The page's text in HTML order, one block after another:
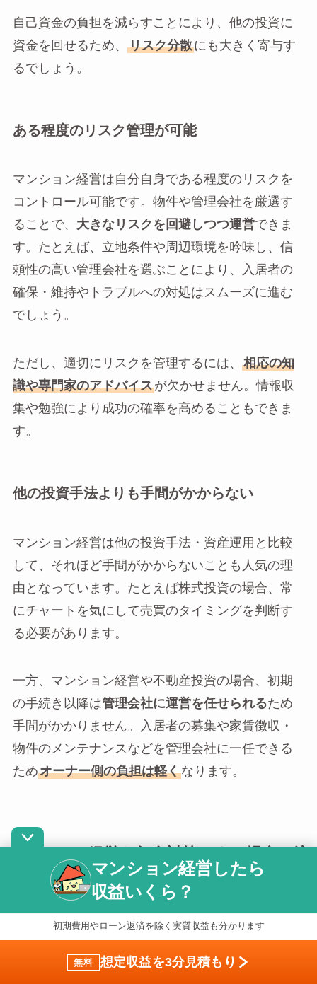
自己資金の負担を減らすことにより、他の投資に
資金を回せるため、
リスク分散にも大きく寄与す
るでしょう。
ある程度のリスク管理が可能
マンション経営は自分自身である程度のリスクを
コントロール可能です。物件や管理会社を厳選す
ることで、 大きなリスクを回避しつつ運営できま
す。たとえば、立地条件や周辺環境を吟味し、信
頼性の高い管理会社を選ぶことにより、入居者の
確保・維持やトラブルへの対処はスムーズに進む
でしょう。
ただし、適切にリスクを管理するには、
相応の知
識や専門家のアドバイスが欠かせません。情報収
集や勉強により成功の確率を高めることもできま
す。
他の投資手法よりも手間がかからない
マンション経営は他の投資手法・資産運用と比較
して、それほど手間がかからないことも人気の理
由となっています。たとえば株式投資の場合、常
にチャートを気にして売買のタイミングを判断す
る必要があります。
一方、マンション経営や不動産投資の場合、初期
の手続き以降は管理会社に運営を任せられるため
手間がかかりません。入居者の募集や家賃徴収・
物件のメンテナンスなどを管理会社に一任できる
ためオーナー側の負担は軽くなります。
意点は5つ
マンション経営は年金対策として効果的ですが、
失敗しないよう注意すべき点もあります。具体的
には以下5つの注意点を押さえておきましょう。
マンション経営したら
収益いくら？
初期費用やローン返済を除く実質収益も分かります
無料 想定収益を3分見積もり